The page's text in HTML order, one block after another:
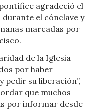
agradeció el
el cónclave y
marcadas por
de la Iglesia
por haber
pedir su liberación”,
que muchos
por informar desde